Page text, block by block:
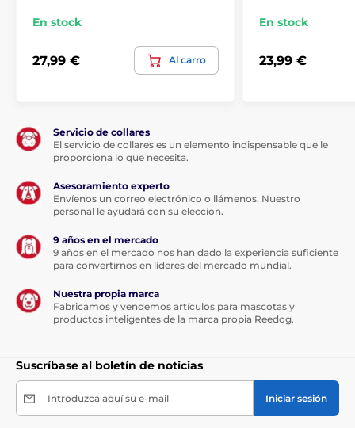
Tanto si le sorprende un encuentro con otro perro, un
transeúnte o un coche que pasa, la correa Reedog
Senza le permite un control preciso accionando
intuitivamente el botón de freno. Con un solo toque,
puede tirar, parar o soltar rápidamente el cable
especial de la correa que nunca se enreda.
Las especificaciones técnicas pueden cambiar sin
previo aviso. Las imágenes tienen únicamente
carácter ilustrativo.
El producto aparece en las categorías
Correas Correas autoretráctiles
Con cuerda
En stock
27,99 € Al carro
En stock
23,99 €
Servicio de collares
El servicio de collares es un elemento indispensable que le
proporciona lo que necesita.
Asesoramiento experto
Envíenos un correo electrónico o llámenos. Nuestro
personal le ayudará con su eleccion.
9 años en el mercado
9 años en el mercado nos han dado la experiencia suficiente
para convertirnos en líderes del mercado mundial.
Nuestra propia marca
Fabricamos y vendemos artículos para mascotas y
productos inteligentes de la marca propia Reedog.
Suscríbase al boletín de noticias
Introduzca aquí su e-mail Iniciar sesión